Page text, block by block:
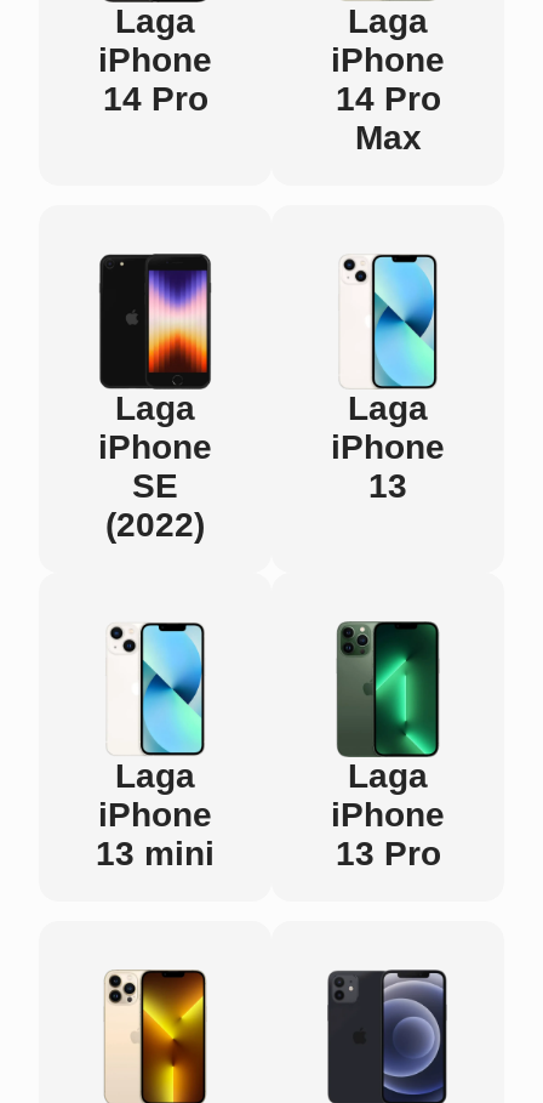
Laga
iPhone
14 Pro
Laga
iPhone
14 Pro
Max
Laga
iPhone
SE
(2022)
Laga
iPhone
13
Laga
iPhone
13 mini
Laga
iPhone
13 Pro